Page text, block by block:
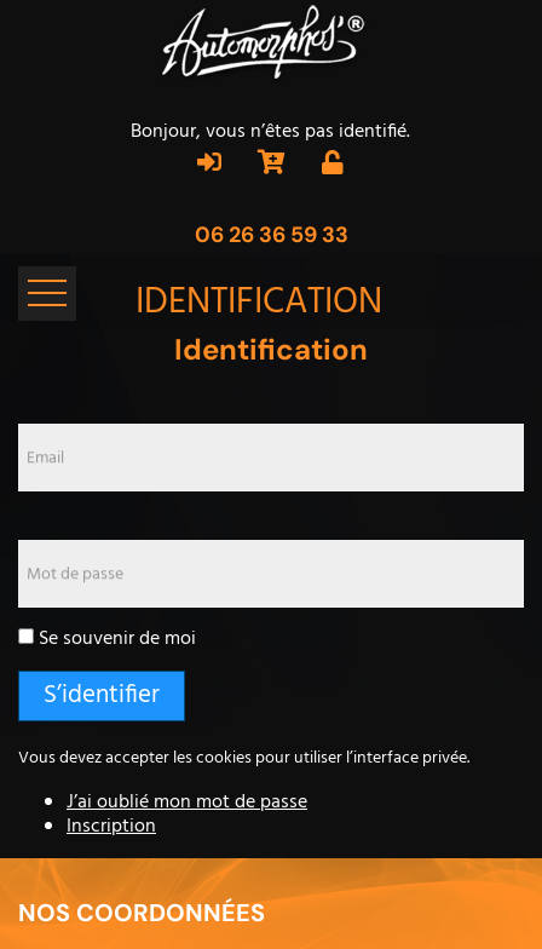
Bonjour, vous n’êtes pas identifié.
06 26 36 59 33
IDENTIFICATION
Identification
Email
Mot de passe
Se souvenir de moi
Vous devez accepter les cookies pour utiliser l’interface privée.
J’ai oublié mon mot de passe
Inscription
NOS COORDONNÉES